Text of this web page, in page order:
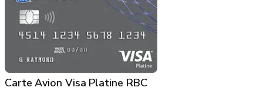
Carte Avion Visa Platine RBC